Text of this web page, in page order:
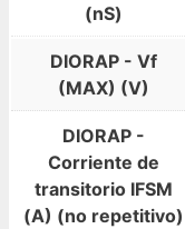
(nS)
DIORAP - Vf
(MAX) (V)
DIORAP -
Corriente de
transitorio IFSM
(A) (no repetitivo)